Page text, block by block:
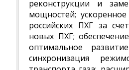
реконструкции и
мощностей;
российских ПХГ за
новых ПХГ;
оптимальное
синхронизация